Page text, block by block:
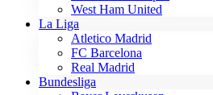
West Ham United
La Liga
Atletico Madrid
FC Barcelona
Real Madrid
Bundesliga